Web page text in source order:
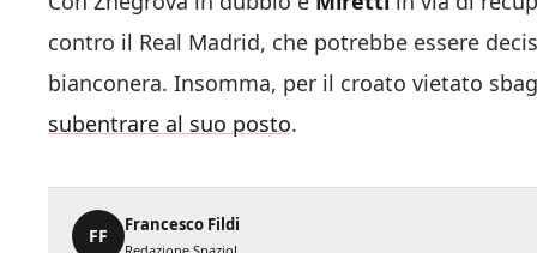
contro il Real Madrid, che potrebbe essere
bianconera. Insomma, per il croato vietato
subentrare al suo posto.
FF
Francesco Fildi